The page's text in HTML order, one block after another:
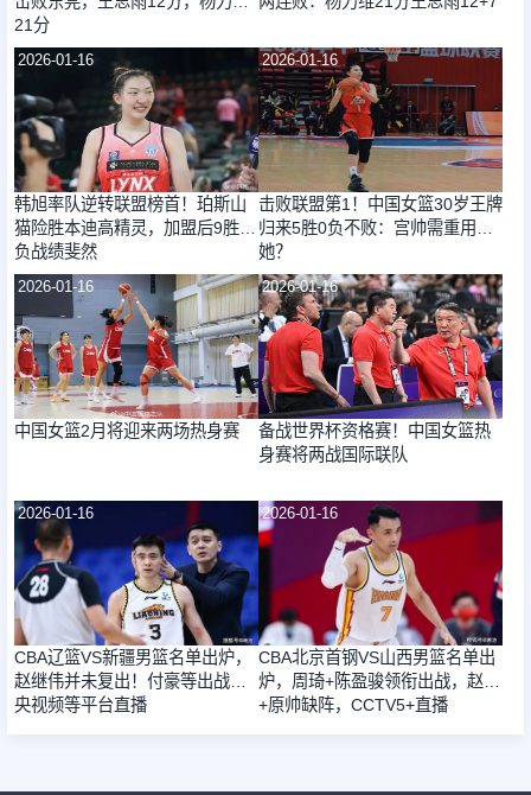
21分
2026-01-16
韩旭率队逆转联盟榜首！珀斯山
猫险胜本迪高精灵，加盟后9胜1
负战绩斐然
2026-01-16
击败联盟第1！中国女篮30岁王牌
归来5胜0负不败：宫帅需重用
她？
2026-01-16
中国女篮2月将迎来两场热身赛
2026-01-16
备战世界杯资格赛！中国女篮热
身赛将两战国际联队
2026-01-16
CBA辽篮VS新疆男篮名单出炉，
赵继伟并未复出！付豪等出战，
央视频等平台直播
2026-01-16
CBA北京首钢VS山西男篮名单出
炉，周琦+陈盈骏领衔出战，赵睿
+原帅缺阵，CCTV5+直播